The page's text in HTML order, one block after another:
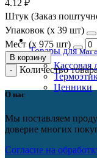
Товары для
Кассовая
Ценники
4.12 ₽
Штук (Заказ
Упаковок (x 39 шт)
Мест (x 975 шт)
В корзину
Количество
О нас
Мы поставляем
доверие многих
Согласие на